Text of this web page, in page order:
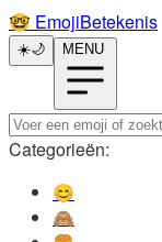
🤓️ EmojiBetekenis
☀️🌙 MENU
Categorieën:
😊️
🙈️